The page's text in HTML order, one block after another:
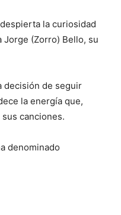
la curiosidad
Jorge (Zorro) Bello, su
decisión de seguir
la energía que,
canciones.
denominado